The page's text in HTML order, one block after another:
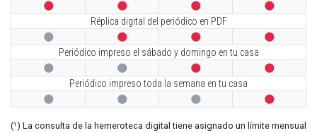
   
Réplica digital del periódico en PDF
   
Periódico impreso el sábado y domingo en tu casa
   
Periódico impreso toda la semana en tu casa
   
(¹) La consulta de la hemeroteca digital tiene asignado un límite mensual